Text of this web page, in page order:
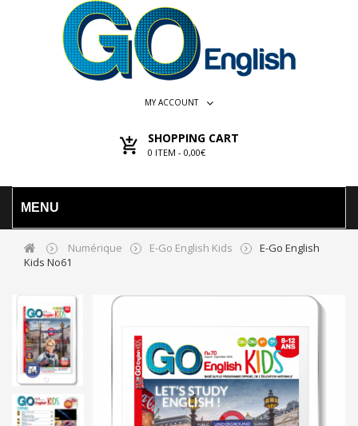
MY ACCOUNT
SHOPPING CART
0 ITEM - 0,00€
MENU
Numérique E-Go English Kids
E-Go English
Kids No61